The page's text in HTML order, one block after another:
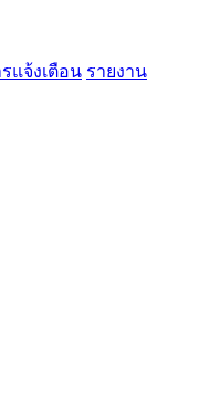
แจ้งเตือน รายงาน